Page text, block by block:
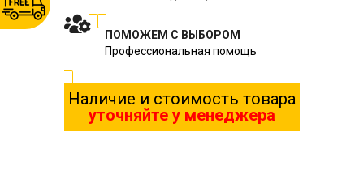
ПОМОЖЕМ С ВЫБОРОМ
Профессиональная помощь
Наличие и стоимость товара
уточняйте у менеджера